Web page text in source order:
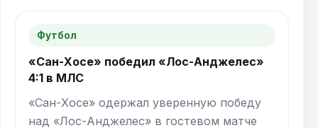
Футбол
«Сан-Хосе» победил «Лос-Анджелес»
4:1 в МЛС
«Сан-Хосе» одержал уверенную победу
над «Лос-Анджелес» в гостевом матче